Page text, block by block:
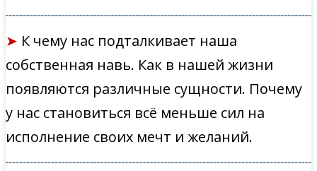
➤ К чему нас подталкивает наша
собственная навь. Как в нашей жизни
появляются различные сущности. Почему
у нас становиться всё меньше сил на
исполнение своих мечт и желаний.